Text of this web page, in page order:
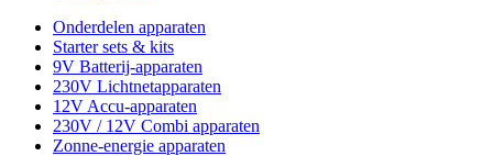
Onderdelen apparaten
Starter sets & kits
9V Batterij-apparaten
230V Lichtnetapparaten
12V Accu-apparaten
230V / 12V Combi apparaten
Zonne-energie apparaten